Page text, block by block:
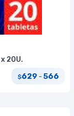
20U.
$629 - 566